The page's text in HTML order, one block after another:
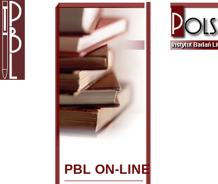
PBL ON-LINE